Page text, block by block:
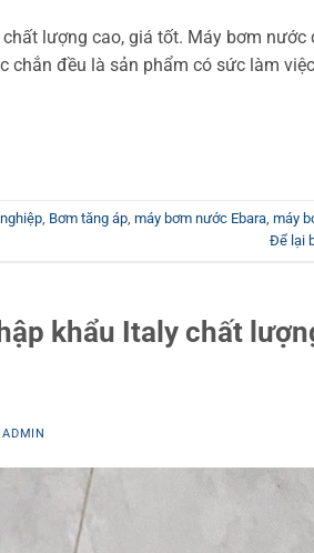
lượng cao, giá tốt. Máy bơm nước
chắn đều là sản phẩm có sức làm
, Bơm tăng áp, máy bơm nước Ebara, máy
Để lại
khẩu Italy chất